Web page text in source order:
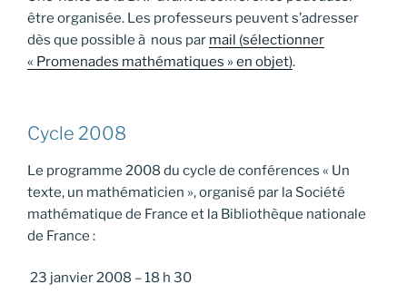
être organisée. Les professeurs peuvent s’adresser
dès que possible à nous par mail (sélectionner
« Promenades mathématiques » en objet).
Cycle 2008
Le programme 2008 du cycle de conférences « Un
texte, un mathématicien », organisé par la Société
mathématique de France et la Bibliothèque nationale
de France :
23 janvier 2008 – 18 h 30